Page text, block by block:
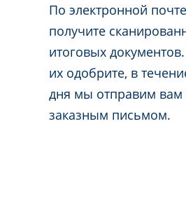
По электронной
получите
итоговых
их одобрите, в
дня мы отправим вам
заказным письмом.